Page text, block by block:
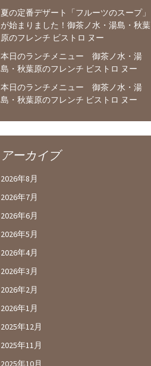
夏の定番デザート「フルーツのスープ」
が始まりました！御茶ノ水・湯島・秋葉
原のフレンチ ビストロ ヌー
本日のランチメニュー 御茶ノ水・湯
島・秋葉原のフレンチ ビストロ ヌー
本日のランチメニュー 御茶ノ水・湯
島・秋葉原のフレンチ ビストロ ヌー
アーカイブ
2026年8月
2026年7月
2026年6月
2026年5月
2026年4月
2026年3月
2026年2月
2026年1月
2025年12月
2025年11月
2025年10月